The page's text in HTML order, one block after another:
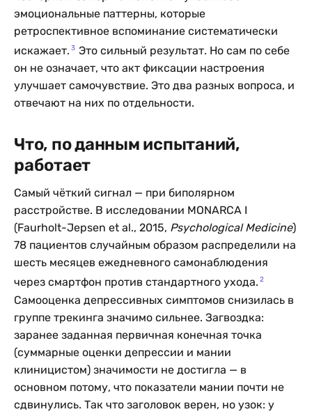
эмоциональные паттерны, которые
ретроспективное вспоминание систематически
искажает. 3 Это сильный результат. Но сам по себе
он не означает, что акт фиксации настроения
улучшает самочувствие. Это два разных вопроса, и
отвечают на них по отдельности.
Что, по данным испытаний,
работает
Самый чёткий сигнал — при биполярном
расстройстве. В исследовании MONARCA I
(Faurholt-Jepsen et al., 2015, Psychological Medicine)
78 пациентов случайным образом распределили на
шесть месяцев ежедневного самонаблюдения
через смартфон против стандартного ухода. 2
Самооценка депрессивных симптомов снизилась в
группе трекинга значимо сильнее. Загвоздка:
заранее заданная первичная конечная точка
(суммарные оценки депрессии и мании
клиницистом) значимости не достигла — в
основном потому, что показатели мании почти не
сдвинулись. Так что заголовок верен, но узок: у